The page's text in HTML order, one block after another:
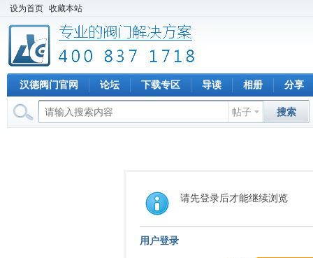
设为首页 收藏本站
汉德阀门官网 论坛 下载专区 导读 相册 分享
帖子 搜索
请先登录后才能继续浏览
用户登录